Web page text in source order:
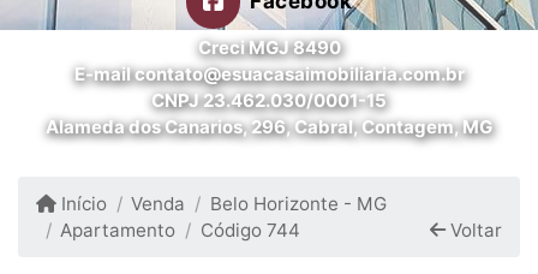
Creci MGJ 8490
E-mail contato@esuacasaimobiliaria.com.br
CNPJ 23.462.030/0001-15
Alameda dos Canarios, 296, Cabral, Contagem, MG
Início Venda
Belo Horizonte - MG
Apartamento
Código 744 Voltar